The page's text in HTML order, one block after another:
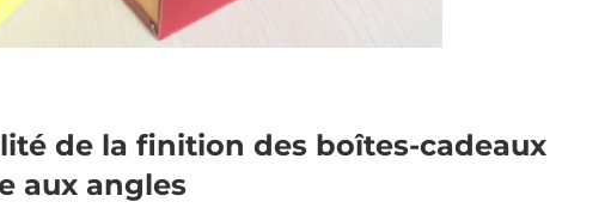
de la finition des boîtes-cadeaux
aux angles